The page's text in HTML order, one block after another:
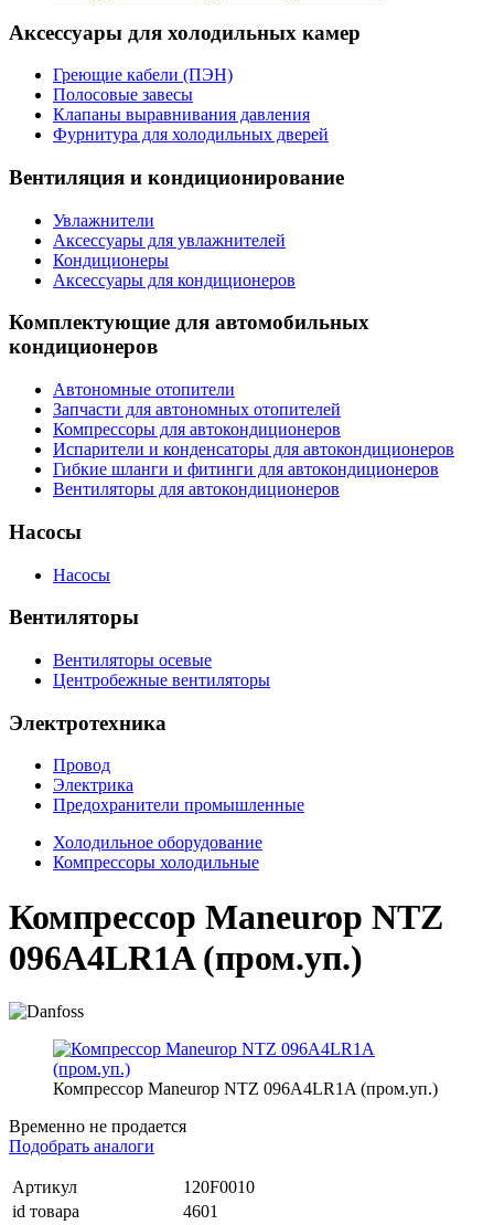
Аксессуары для холодильных камер
Греющие кабели (ПЭН)
Полосовые завесы
Клапаны выравнивания давления
Фурнитура для холодильных дверей
Вентиляция и кондиционирование
Увлажнители
Аксессуары для увлажнителей
Кондиционеры
Аксессуары для кондиционеров
Комплектующие для автомобильных
кондиционеров
Автономные отопители
Запчасти для автономных отопителей
Компрессоры для автокондиционеров
Испарители и конденсаторы для автокондиционеров
Гибкие шланги и фитинги для автокондиционеров
Вентиляторы для автокондиционеров
Насосы
Насосы
Вентиляторы
Вентиляторы осевые
Центробежные вентиляторы
Электротехника
Провод
Электрика
Предохранители промышленные
Холодильное оборудование
Компрессоры холодильные
Компрессор Maneurop NTZ
096A4LR1A (пром.уп.)
Компрессор Maneurop NTZ 096A4LR1A (пром.уп.)
Временно не продается
Подобрать аналоги
Артикул
120F0010
id товара
4601